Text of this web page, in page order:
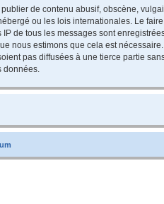
de contenu abusif, obscène,
ou les lois internationales. Le
de tous les messages sont
nous estimons que cela est
pas diffusées à une tierce partie
données.